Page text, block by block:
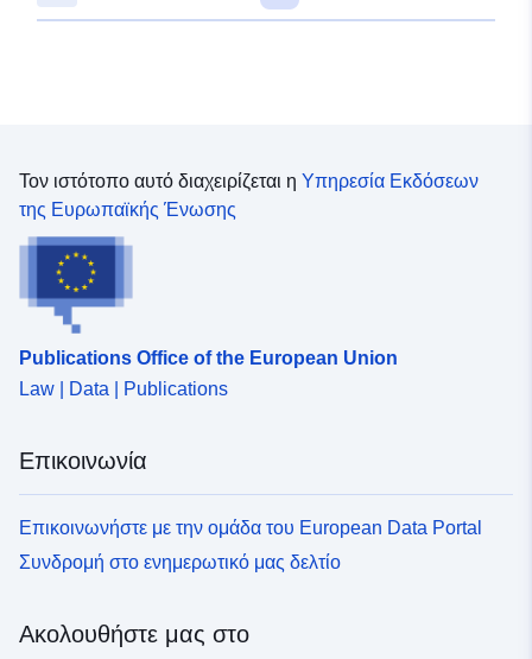
Τον ιστότοπο αυτό διαχειρίζεται η Υπηρεσία Εκδόσεων
της Ευρωπαϊκής Ένωσης
Publications Office of the European Union
Law | Data | Publications
Επικοινωνία
Επικοινωνήστε με την ομάδα του European Data Portal
Συνδρομή στο ενημερωτικό μας δελτίο
Ακολουθήστε μας στο